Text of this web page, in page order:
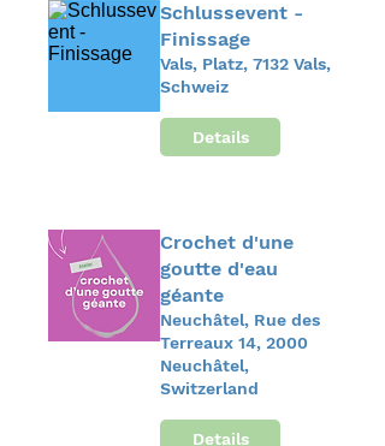
Schlussevent -
Finissage
Vals, Platz, 7132 Vals,
Schweiz
Details
Crochet d'une
goutte d'eau
géante
Neuchâtel, Rue des
Terreaux 14, 2000
Neuchâtel,
Switzerland
Details